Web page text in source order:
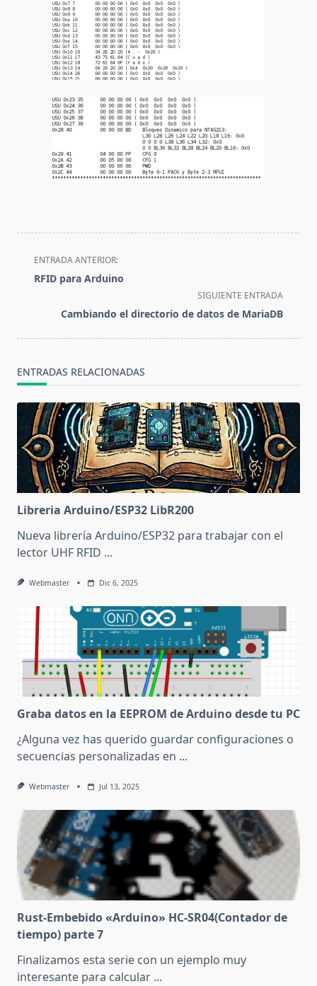
<span
class="nav-
text">Página</span>
ENTRADA ANTERIOR:
RFID para Arduino
SIGUIENTE ENTRADA
Cambiando el directorio de datos de MariaDB
ENTRADAS RELACIONADAS
Libreria Arduino/ESP32 LibR200
Nueva librería Arduino/ESP32 para trabajar con el
lector UHF RFID ...
Webmaster Dic 6, 2025
Graba datos en la EEPROM de Arduino desde tu PC
¿Alguna vez has querido guardar configuraciones o
secuencias personalizadas en ...
Webmaster Jul 13, 2025
Rust-Embebido «Arduino» HC-SR04(Contador de
tiempo) parte 7
Finalizamos esta serie con un ejemplo muy
interesante para calcular ...